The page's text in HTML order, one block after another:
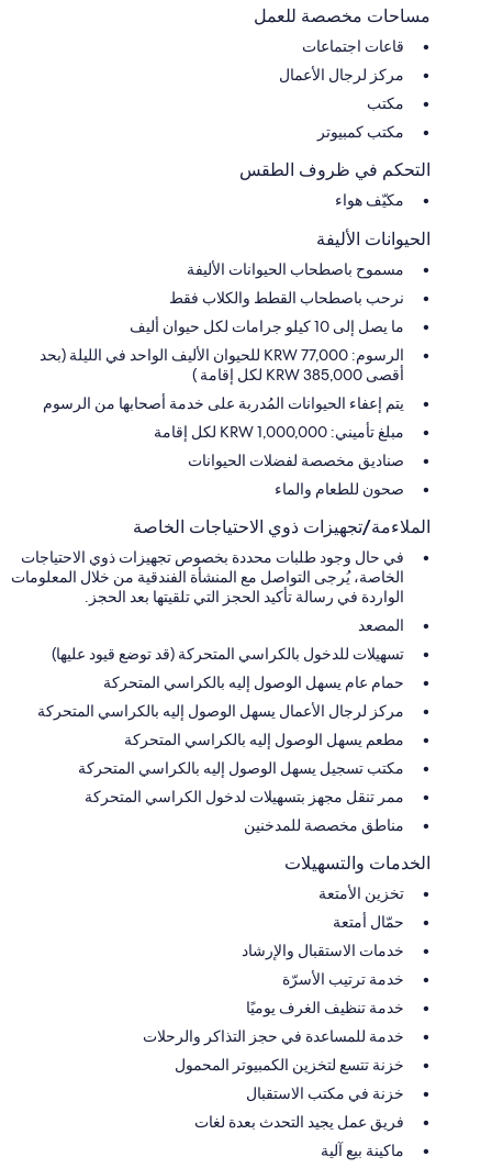
مساحات مخصصة للعمل
قاعات اجتماعات
مركز لرجال الأعمال
مكتب
مكتب كمبيوتر
التحكم في ظروف الطقس
مكيّف هواء
الحيوانات الأليفة
مسموح باصطحاب الحيوانات الأليفة
نرحب باصطحاب القطط والكلاب فقط
ما يصل إلى 10 كيلو جرامات لكل حيوان أليف
الرسوم: KRW 77,000 للحيوان الأليف الواحد في الليلة (بحد
أقصى KRW 385,000 لكل إقامة )
يتم إعفاء الحيوانات المُدربة على خدمة أصحابها من الرسوم
مبلغ تأميني: KRW 1,000,000 لكل إقامة
صناديق مخصصة لفضلات الحيوانات
صحون للطعام والماء
الملاءمة/تجهيزات ذوي الاحتياجات الخاصة
في حال وجود طلبات محددة بخصوص تجهيزات ذوي الاحتياجات
الخاصة، يُرجى التواصل مع المنشأة الفندقية من خلال المعلومات
الواردة في رسالة تأكيد الحجز التي تلقيتها بعد الحجز.
المصعد
تسهيلات للدخول بالكراسي المتحركة (قد توضع قيود عليها)
حمام عام يسهل الوصول إليه بالكراسي المتحركة
مركز لرجال الأعمال يسهل الوصول إليه بالكراسي المتحركة
مطعم يسهل الوصول إليه بالكراسي المتحركة
مكتب تسجيل يسهل الوصول إليه بالكراسي المتحركة
ممر تنقل مجهز بتسهيلات لدخول الكراسي المتحركة
مناطق مخصصة للمدخنين
الخدمات والتسهيلات
تخزين الأمتعة
حمّال أمتعة
خدمات الاستقبال والإرشاد
خدمة ترتيب الأسرّة
خدمة تنظيف الغرف يوميًا
خدمة للمساعدة في حجز التذاكر والرحلات
خزنة تتسع لتخزين الكمبيوتر المحمول
خزنة في مكتب الاستقبال
فريق عمل يجيد التحدث بعدة لغات
ماكينة بيع آلية